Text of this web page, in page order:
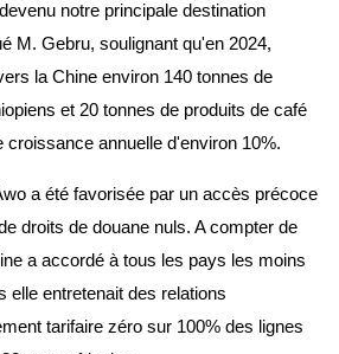
notre principale destination
M. Gebru, soulignant qu'en 2024,
la Chine environ 140 tonnes de
et 20 tonnes de produits de café
annuelle d'environ 10%.
a été favorisée par un accès précoce
droits de douane nuls. A compter de
a accordé à tous les pays les moins
elle entretenait des relations
tarifaire zéro sur 100% des lignes